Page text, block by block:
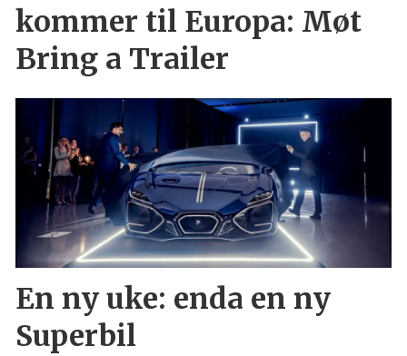
kommer til Europa: Møt
Bring a Trailer
En ny uke: enda en ny
Superbil